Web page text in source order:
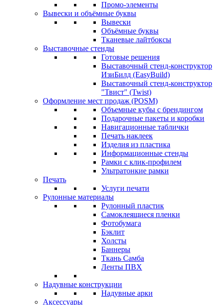
Промо-элементы
Вывески и объёмные буквы
Вывески
Объёмные буквы
Тканевые лайтбоксы
Выставочные стенды
Готовые решения
Выставочный стенд-конструктор
ИзиБилд (EasyBuild)
Выставочный стенд-конструктор
"Твист" (Twist)
Оформление мест продаж (POSM)
Объемные кубы с брендингом
Подарочные пакеты и коробки
Навигационные таблички
Печать наклеек
Изделия из пластика
Информационные стенды
Рамки с клик-профилем
Ультратонкие рамки
Печать
Услуги печати
Рулонные материалы
Рулонный пластик
Самоклеящиеся пленки
Фотобумага
Бэклит
Холсты
Баннеры
Ткань Самба
Ленты ПВХ
Надувные конструкции
Надувные арки
Аксессуары